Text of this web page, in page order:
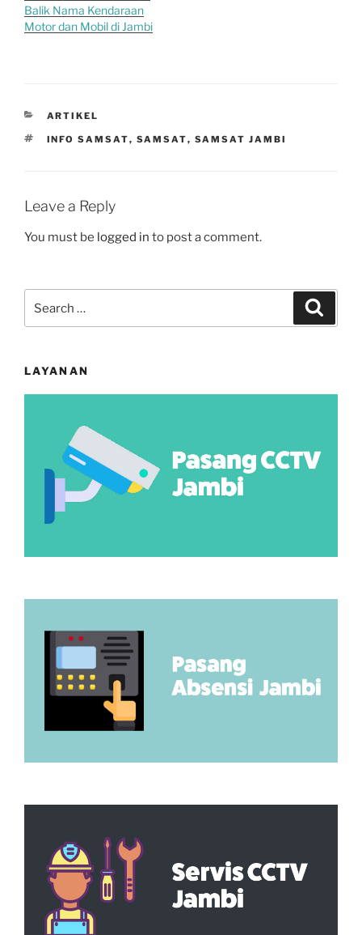
Balik Nama Kendaraan
Motor dan Mobil di Jambi
CATEGORIES
ARTIKEL
TAGS
INFO SAMSAT, SAMSAT, SAMSAT JAMBI
Leave a Reply
You must be logged in to post a comment.
for:
LAYANAN